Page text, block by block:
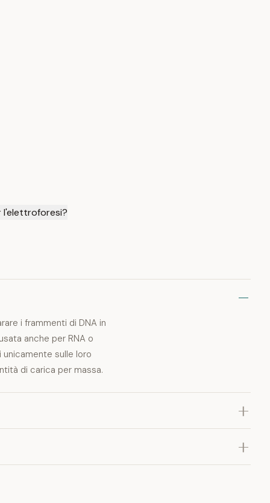
l'elettroforesi?
i frammenti di DNA in
anche per RNA o
sulle loro
di carica per massa.